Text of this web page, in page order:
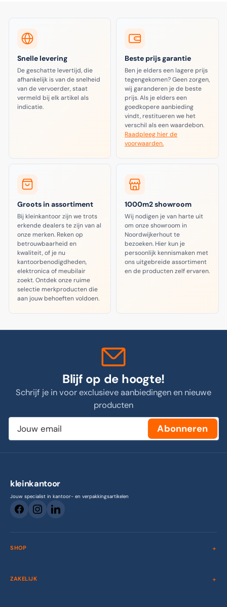
Snelle levering
De geschatte levertijd, die
afhankelijk is van de snelheid
van de vervoerder, staat
vermeld bij elk artikel als
indicatie.
Beste prijs garantie
Ben je elders een lagere prijs
tegengekomen? Geen zorgen,
wij garanderen je de beste
prijs. Als je elders een
goedkopere aanbieding
vindt, restitueren we het
verschil als een waardebon.
Raadpleeg hier de
voorwaarden.
Groots in assortiment
Bij kleinkantoor zijn we trots
erkende dealers te zijn van al
onze merken. Reken op
betrouwbaarheid en
kwaliteit, of je nu
kantoorbenodigdheden,
elektronica of meubilair
zoekt. Ontdek onze ruime
selectie merkproducten die
aan jouw behoeften voldoen.
1000m2 showroom
Wij nodigen je van harte uit
om onze showroom in
Noordwijkerhout te
bezoeken. Hier kun je
persoonlijk kennismaken met
ons uitgebreide assortiment
en de producten zelf ervaren.
Blijf op de hoogte!
Schrijf je in voor exclusieve aanbiedingen en nieuwe
producten
Jouw
email
Abonneren
kleinkantoor
Jouw specialist in kantoor- en verpakkingsartikelen
SHOP
ZAKELIJK